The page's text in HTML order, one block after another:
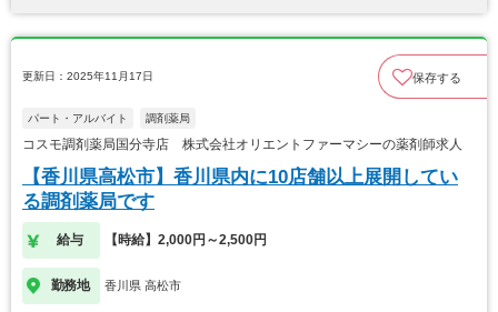
更新日：2025年11月17日 保存する
パート・アルバイト 調剤薬局
コスモ調剤薬局国分寺店 株式会社オリエントファーマシーの薬剤師求人
【香川県高松市】香川県内に10店舗以上展開してい
る調剤薬局です
給与 【時給】2,000円～2,500円
勤務地 香川県 高松市